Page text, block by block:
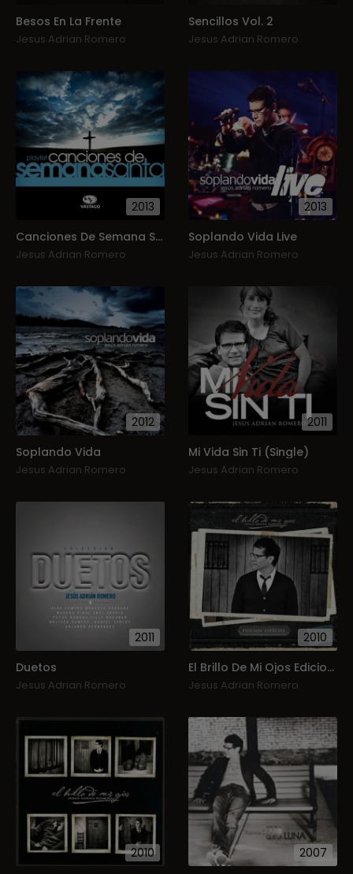
Besos En La Frente
Jesus Adrian Romero
Sencillos Vol. 2
Jesus Adrian Romero
2013
Canciones De Semana Santa
Jesus Adrian Romero
2013
Soplando Vida Live
Jesus Adrian Romero
2012
Soplando Vida
Jesus Adrian Romero
2011
Mi Vida Sin Ti (Single)
Jesus Adrian Romero
2011
Duetos
Jesus Adrian Romero
2010
El Brillo De Mi Ojos Edicion Especial
Jesus Adrian Romero
2010 2007